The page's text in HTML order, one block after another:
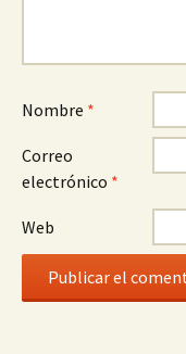
Nombre *
Correo
electrónico *
Web